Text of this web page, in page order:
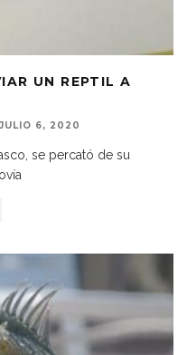
UN REPTIL A
JULIO 6, 2020
se percató de su